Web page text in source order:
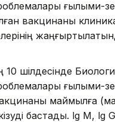
ғылыми-
вакцинаны
шілдесінде
ғылыми-
маймылға
бастады. lg М, lg